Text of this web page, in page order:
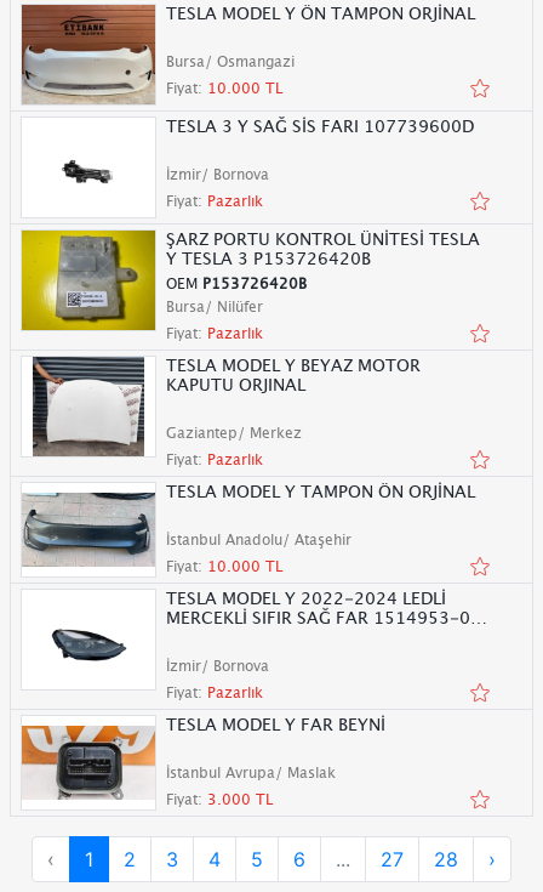
TESLA MODEL Y ÖN TAMPON ORJİNAL
Bursa/ Osmangazi
Fiyat: 10.000 TL
TESLA 3 Y SAĞ SİS FARI 107739600D
İzmir/ Bornova
Fiyat: Pazarlık
ŞARZ PORTU KONTROL ÜNİTESİ TESLA
Y TESLA 3 P153726420B
OEM P153726420B
Bursa/ Nilüfer
Fiyat: Pazarlık
TESLA MODEL Y BEYAZ MOTOR
KAPUTU ORJINAL
Gaziantep/ Merkez
Fiyat: Pazarlık
TESLA MODEL Y TAMPON ÖN ORJİNAL
İstanbul Anadolu/ Ataşehir
Fiyat: 10.000 TL
TESLA MODEL Y 2022-2024 LEDLİ
MERCEKLİ SIFIR SAĞ FAR 1514953-00-
İzmir/ Bornova
Fiyat: Pazarlık
TESLA MODEL Y FAR BEYNİ
İstanbul Avrupa/ Maslak
Fiyat: 3.000 TL
‹ 1 2 3 4 5 6 ... 27 28 ›